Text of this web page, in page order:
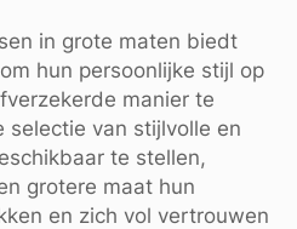
in grote maten biedt
hun persoonlijke stijl op
manier te
selectie van stijlvolle en
te stellen,
grotere maat hun
en zich vol vertrouwen